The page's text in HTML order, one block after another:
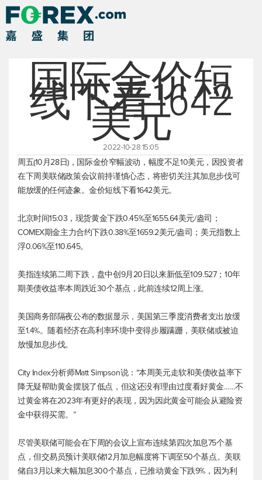
国际金价短
线下看1642
美元
2022-10-28 15:05
周五(10月28日)，国际金价窄幅波动，幅度不足10美元，因投资者
在下周美联储政策会议前持谨慎心态，将密切关注其加息步伐可
能放缓的任何迹象。金价短线下看1642美元。
北京时间15:03， 现货黄金下跌0.45%至1655.64美元/盎司；
COMEX期金主力合约下跌0.38%至1659.2美元/盎司； 美元指数上
浮0.06%至110.645。
美指连续第二周下跌，盘中创9月20日以来新低至109.527；10年
期美债收益率本周跌近30个基点，此前连续12周上涨。
美国商务部隔夜公布的数据显示，美国第三季度消费者支出放缓
至1.4%。随着经济在高利率环境中变得步履蹒跚，美联储或被迫
放慢加息步伐。
City Index分析师Matt Simpson说：“本周美元走软和美债收益率下
降无疑帮助黄金摆脱了低点，但这还没有理由过度看好黄金……不
过黄金将在2023年有更好的表现，因为因此黄金可能会从避险资
金中获得买需。”
尽管美联储可能会在下周的会议上宣布连续第四次加息75个基
点，但交易员预计美联储12月加息幅度将下调至50个基点。美联
储自3月以来大幅加息300个基点，已推动黄金下跌9%，因为利